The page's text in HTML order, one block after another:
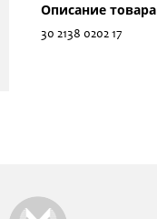
Описание товара
30 2138 0202 17